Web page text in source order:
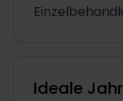
Ideale